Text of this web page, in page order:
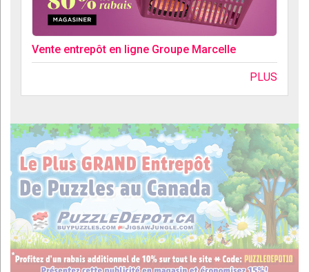
Vente entrepôt en ligne Groupe Marcelle
PLUS